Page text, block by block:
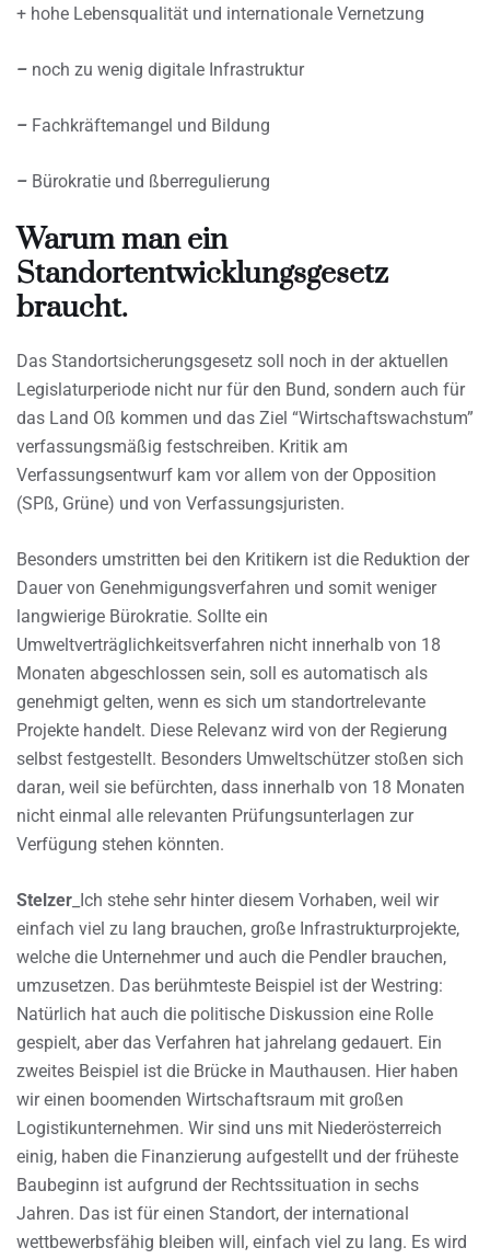
+ hohe Lebensqualität und internationale Vernetzung
– noch zu wenig digitale Infrastruktur
– Fachkräftemangel und Bildung
– Bürokratie und ßberregulierung
Warum man ein
Standortentwicklungsgesetz
braucht.
Das Standortsicherungsgesetz soll noch in der aktuellen
Legislaturperiode nicht nur für den Bund, sondern auch für
das Land Oß kommen und das Ziel “Wirtschaftswachstum”
verfassungsmäßig festschreiben. Kritik am
Verfassungsentwurf kam vor allem von der Opposition
(SPß, Grüne) und von Verfassungsjuristen.
Besonders umstritten bei den Kritikern ist die Reduktion der
Dauer von Genehmigungsverfahren und somit weniger
langwierige Bürokratie. Sollte ein
Umweltverträglichkeitsverfahren nicht innerhalb von 18
Monaten abgeschlossen sein, soll es automatisch als
genehmigt gelten, wenn es sich um standortrelevante
Projekte handelt. Diese Relevanz wird von der Regierung
selbst festgestellt. Besonders Umweltschützer stoßen sich
daran, weil sie befürchten, dass innerhalb von 18 Monaten
nicht einmal alle relevanten Prüfungsunterlagen zur
Verfügung stehen könnten.
Stelzer _Ich stehe sehr hinter diesem Vorhaben, weil wir
einfach viel zu lang brauchen, große Infrastrukturprojekte,
welche die Unternehmer und auch die Pendler brauchen,
umzusetzen. Das berühmteste Beispiel ist der Westring:
Natürlich hat auch die politische Diskussion eine Rolle
gespielt, aber das Verfahren hat jahrelang gedauert. Ein
zweites Beispiel ist die Brücke in Mauthausen. Hier haben
wir einen boomenden Wirtschaftsraum mit großen
Logistikunternehmen. Wir sind uns mit Niederösterreich
einig, haben die Finanzierung aufgestellt und der früheste
Baubeginn ist aufgrund der Rechtssituation in sechs
Jahren. Das ist für einen Standort, der international
wettbewerbsfähig bleiben will, einfach viel zu lang. Es wird